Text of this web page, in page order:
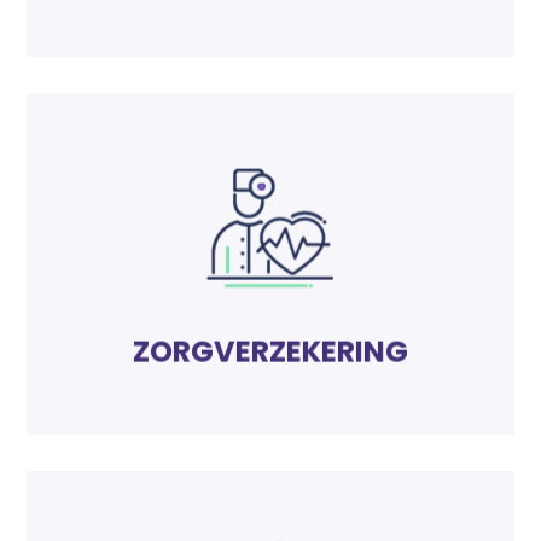
ZORGVERZEKERING
ZORGVERZEKERING
tegen risico's voor de gezondheid, zoals
ziekte, ongeval en operatie.
Lees meer